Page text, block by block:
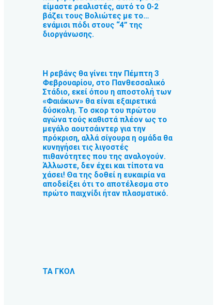
είμαστε ρεαλιστές, αυτό το 0-2
βάζει τους Βολιώτες με το…
ενάμισι πόδι στους “4” της
διοργάνωσης.
Η ρεβάνς θα γίνει την Πέμπτη 3
Φεβρουαρίου, στο Πανθεσσαλικό
Στάδιο, εκεί όπου η αποστολή των
«Φαιάκων» θα είναι εξαιρετικά
δύσκολη. Το σκορ του πρώτου
αγώνα τούς καθιστά πλέον ως το
μεγάλο αουτσάιντερ για την
πρόκριση, αλλά σίγουρα η ομάδα θα
κυνηγήσει τις λιγοστές
πιθανότητες που της αναλογούν.
Άλλωστε, δεν έχει και τίποτα να
χάσει! Θα της δοθεί η ευκαιρία να
αποδείξει ότι το αποτέλεσμα στο
πρώτο παιχνίδι ήταν πλασματικό.
ΤΑ ΓΚΟΛ